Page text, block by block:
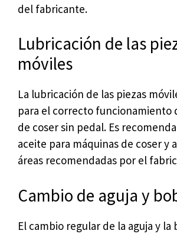
del fabricante.
Lubricación de las
móviles
La lubricación de las piezas
para el correcto funcionamiento
de coser sin pedal. Es
aceite para máquinas de coser y
áreas recomendadas por el
Cambio de aguja y
El cambio regular de la aguja y la